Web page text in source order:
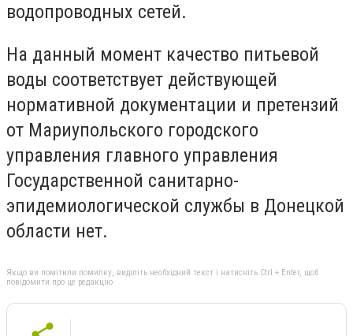
водопроводных сетей.
На данный момент качество питьевой
воды соответствует действующей
нормативной документации и претензий
от Мариупольского городского
управления главного управления
Государственной санитарно-
эпидемиологической службы в Донецкой
области нет.
Якщо ви помітили помилку, виділіть необхідний текст і натисніть Ctrl + Enter, щоб
повідомити про це редакцію